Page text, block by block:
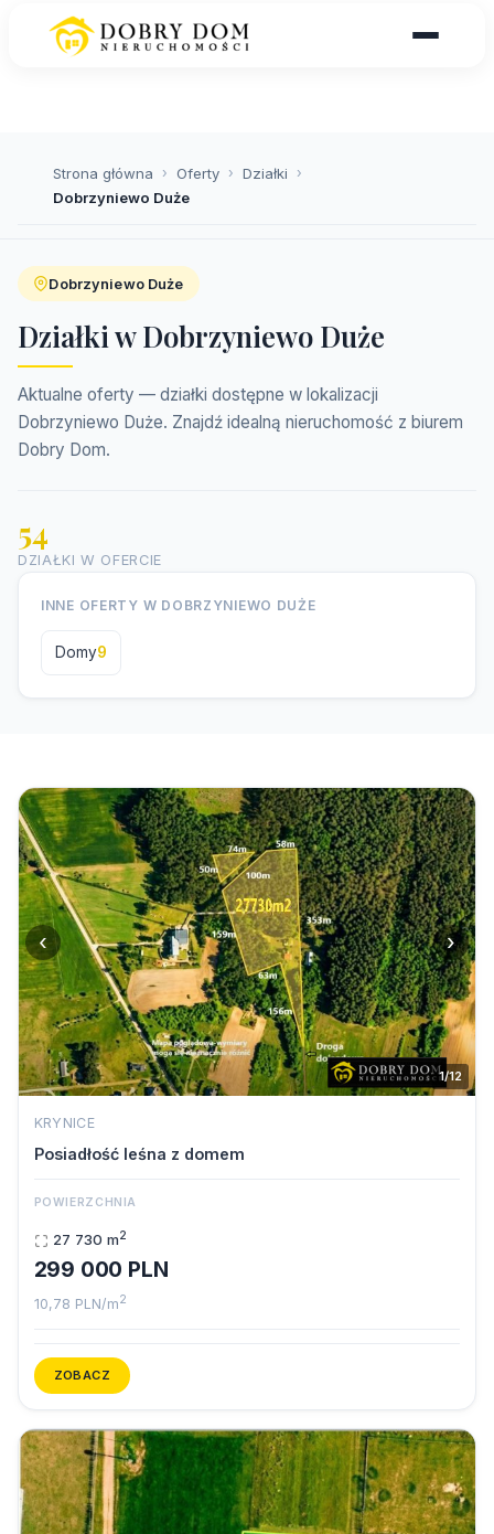
Strona główna › Oferty › Działki ›
Dobrzyniewo Duże
Dobrzyniewo Duże
Działki w Dobrzyniewo Duże
Aktualne oferty — działki dostępne w lokalizacji
Dobrzyniewo Duże. Znajdź idealną nieruchomość z biurem
Dobry Dom.
54
DZIAŁKI W OFERCIE
INNE OFERTY W DOBRZYNIEWO DUŻE
Domy9
‹ ›
1/12
KRYNICE
Posiadłość leśna z domem
POWIERZCHNIA
27 730 m2
299 000 PLN
10,78 PLN/m2
ZOBACZ